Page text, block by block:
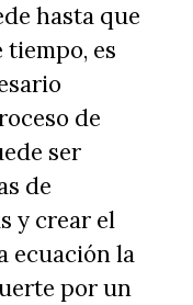
hasta que
tiempo, es
de
ser
de
y crear el
ecuación la
por un